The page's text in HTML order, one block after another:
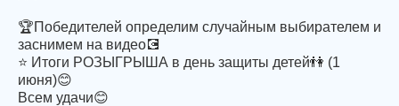
🏆Победителей определим случайным выбирателем и
заснимем на видео💽
⭐ Итоги РОЗЫГРЫША в день защиты детей👫 (1
июня)😊
Всем удачи😊